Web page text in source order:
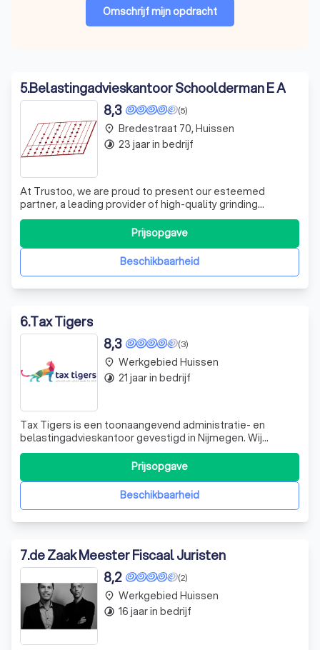
Omschrijf mijn opdracht
5.Belastingadvieskantoor Schoolderman E A
(5)
8,3
At Trustoo, we are proud to present our esteemed
partner, a leading provider of high-quality grinding
machines and jaw crushers for the manufacturing industry.
With a strong focus on the production of lime powder, this
business has been serving the industry since 2022,
earning the trust and admirati
Beschikbaarheid
Prijsopgave
place Bredestraat 70, Huissen
timelapse 23 jaar in bedrijf
6.Tax Tigers
(3)
8,3
Tax Tigers is een toonaangevend administratie- en
belastingadvieskantoor gevestigd in Nijmegen. Wij
onderscheiden ons door onze unieke en deskundige
benadering van administratie en belastingzaken. Onze
klanten, zowel ondernemers als particulieren, waarderen
onze informele omgang en duidelijke, begri
Beschikbaarheid
Prijsopgave
place Werkgebied Huissen
timelapse 21 jaar in bedrijf
7.de Zaak Meester Fiscaal Juristen
(2)
8,2
place Werkgebied Huissen
timelapse 16 jaar in bedrijf